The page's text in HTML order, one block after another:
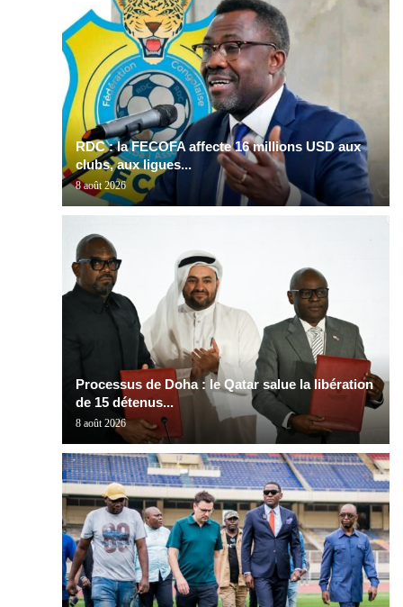
RDC : la FECOFA affecte 16 millions USD aux
clubs, aux ligues...
8 août 2026
Processus de Doha : le Qatar salue la libération
de 15 détenus...
8 août 2026